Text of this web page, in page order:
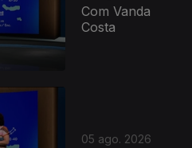
Com Vanda
Costa
05 ago. 2026